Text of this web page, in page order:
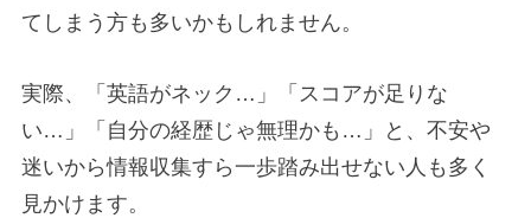
てしまう方も多いかもしれません。
実際、「英語がネック…」「スコアが足りな
い…」「自分の経歴じゃ無理かも…」と、不安や
迷いから情報収集すら一歩踏み出せない人も多く
見かけます。